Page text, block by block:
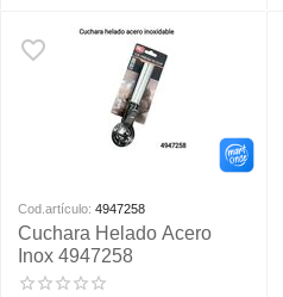
Cod.artículo: 4947258
Cuchara Helado Acero
Inox 4947258